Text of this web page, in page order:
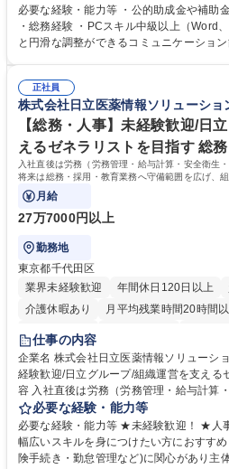
ジションとして活躍いただくことを期待しています。 【
プの業務内容】 ・人事制度関連 ・採用
怠管理 ・官公庁への各種提出 ・法定の会
管理 ・福利厚生関連 ・職員からの問合せ
業務全般 募集職種 【東京／文京区】公益財団法人の総務人事業務／年間
休日125日
必要な経験・能力等 ・公的助成金や補助
・総務経験 ・PCスキル中級以上（Word
と円滑な調整ができるコミュニケーション能力
正社員
株式会社日立医薬情報ソリューショ
【総務・人事】未経験歓迎/日
えるゼネラリストを目指す 総務
入社直後は労務（労務管理・給与計算・安全衛生
将来は総務・採用・教育業務へ守備範囲を広げ、
ます。
月給
27万7000円以上
勤務地
東京都千代田区
業界未経験歓迎
年間休日120日以上
介護休暇あり
月平均残業時間20時間
住宅手当あり
育休あり
完全週休2日制 交通費支給
仕事の内容
企業名 株式会社日立医薬情報ソリューションズ 求人名 【総務・
経験歓迎/日立グループ/組織運営を支えるゼネ
容 入社直後は労務（労務管理・給与計算
任せいたします。将来は総務・採用・教
営を支えるゼネラリストをめざせます。 ・初期業務：労働時間管理、給与
計算、社会保険対応、福利厚生管理、安
します。ご経験に応じて、休職者管理な
必要な経験・能力等
必要な経験・能力等 ★未経験歓迎！ ★人
幅広いスキルを身につけたい方におすすめ！ ■労務管理(給与計算・
険手続き・勤怠管理など)に関心があり主